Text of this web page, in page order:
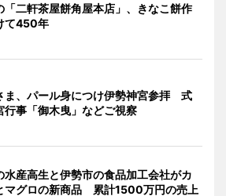
「二軒茶屋餅角屋本店」、きなこ餅作
て450年
ま、パール身につけ伊勢神宮参拝 式
行事「御木曳」などご視察
水産高生と伊勢市の食品加工会社がカ
マグロの新商品 累計1500万円の売上